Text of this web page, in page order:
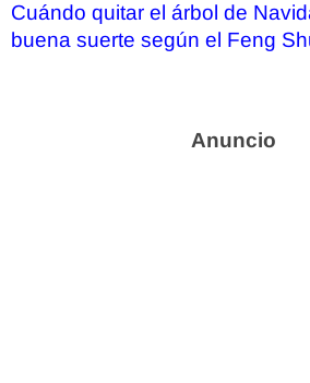
Cuándo quitar el árbol de
buena suerte según el Feng